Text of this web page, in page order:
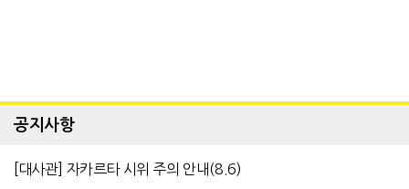
공지사항
[대사관] 자카르타 시위 주의 안내(8.6)